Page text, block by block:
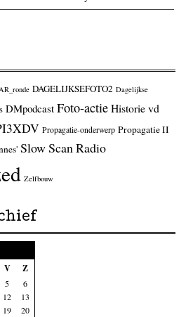
DAGELIJKSEFOTO2 Dagelijkse
DMpodcast Foto-actieHistorie vd
Propagatie-onderwerp Propagatie II
Slow Scan Radio
Zelfbouw
V Z
5
6
12
13
19
20